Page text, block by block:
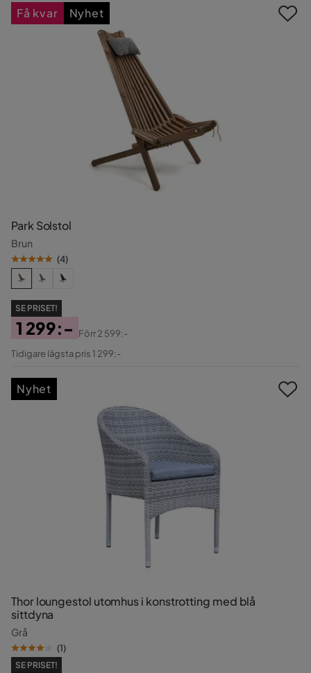
Park Solstol
Brun
(4)
SE PRISET!
Pris
1 299:-
Original
Förr2 599:-
Tidigare lägsta pris 1 299:-
Få kvar Nyhet
Thor loungestol utomhus i konstrotting med blå
sittdyna
Grå
(1)
SE PRISET!
Nyhet